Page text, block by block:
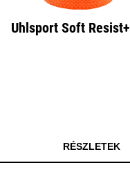
Uhlsport Soft Resist+
RÉSZLETEK